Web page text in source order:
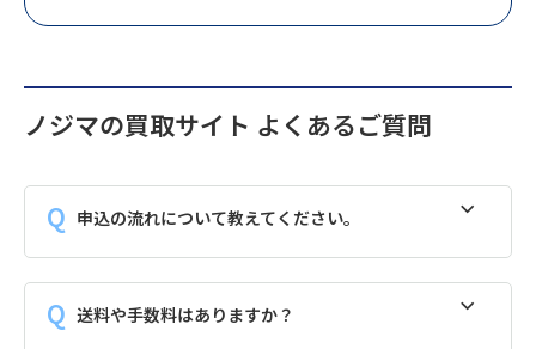
ノジマの買取サイト よくあるご質問
申込の流れについて教えてください。
送料や手数料はありますか？